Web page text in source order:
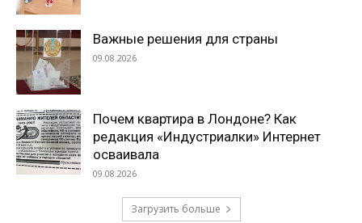
Важные решения для страны
09.08.2026
Почем квартира в Лондоне? Как
редакция «Индустриалки» Интернет
осваивала
09.08.2026
Загрузить больше